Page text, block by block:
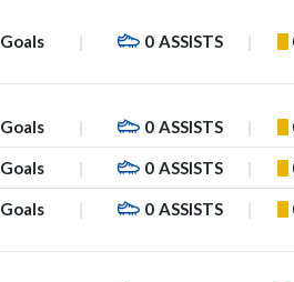
Goals 0 ASSISTS
Goals 0 ASSISTS
Goals 0 ASSISTS
Goals 0 ASSISTS